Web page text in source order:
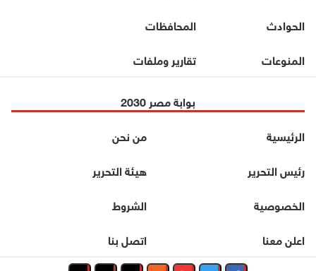
الحوادث
المحافظات
المنوعات
تقارير وملفات
بوابة مصر 2030
الرئيسية
من نحن
رئيس التحرير
هيئة التحرير
الخصوصية
الشروط
اعلن معنا
اتصل بنا